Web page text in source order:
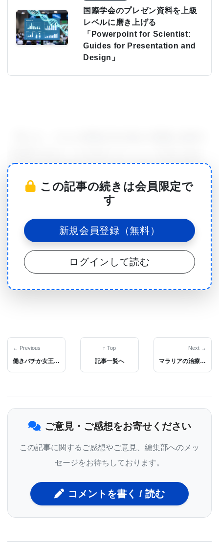
国際学会のプレゼン資料を上級
レベルに磨き上げる
「Powerpoint for Scientist:
Guides for Presentation and
Design」
Professor of Medicine・Genetics教授・腎臓学科チ
ーフで本研究の上席著者であるDr. Stefan Somlo氏
が語った。「PKD1の発現が減少するほど、嚢胞はよ
り多く発生する。逆に言えば、PKD1の発現量の増加
によって進行を遅らせることができる。」この病気
で最も頻度の高いものは常染色体優性多発性嚢胞腎
（ADPKD）と呼ばれている。これは、米国のみにお
いても600,000人に発見される疾病で、罹患している
PKD1とPKD2の2遺伝子は、この状態の発症に関与
している。また、PKD患者では肝臓にも嚢胞が出現
で同じ嚢胞を発症していることを複数の家族で確認
した。また、彼らは、この合い関する状況に2つの異
なる遺伝子が関与していることを発見した。研究者
達は、肝臓のみで発症する多嚢性疾患がどのように
ADPKDと関連しているのかを知り解明したいと思っ
遺伝子工学的手法によるモデルマウスと生化学的手
ずか1つ（PKD1）の活性が、他の形態の疾病におけ
この記事の続きは会員限定で
す
新規会員登録（無料）
ログインして読む
← Previous
働きバチか女王蜂かを決めるタンパク相互作用
↑ Top
記事一覧へ
Next →
マラリアの治療薬が開発される
ご意見・ご感想をお寄せください
この記事に関するご感想やご意見、編集部へのメッ
セージをお待ちしております。
コメントを書く / 読む